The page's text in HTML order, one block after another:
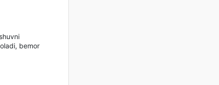
bemor